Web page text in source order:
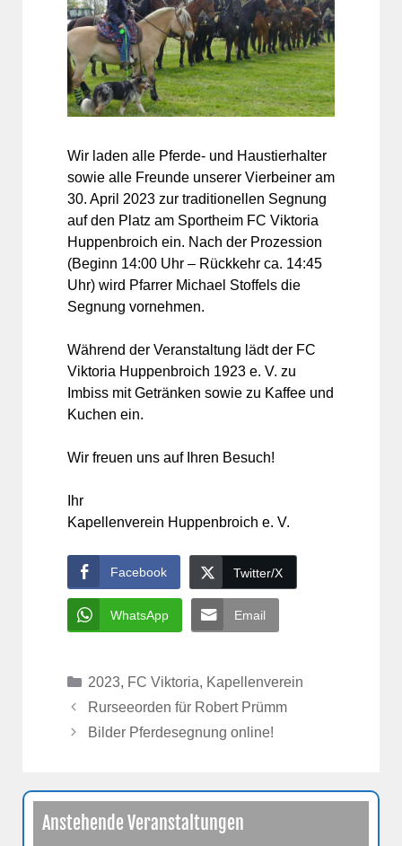
Wir laden alle Pferde- und Haustierhalter
sowie alle Freunde unserer Vierbeiner am
30. April 2023 zur traditionellen Segnung
auf den Platz am Sportheim FC Viktoria
Huppenbroich ein. Nach der Prozession
(Beginn 14:00 Uhr – Rückkehr ca. 14:45
Uhr) wird Pfarrer Michael Stoffels die
Segnung vornehmen.
Während der Veranstaltung lädt der FC
Viktoria Huppenbroich 1923 e. V. zu
Imbiss mit Getränken sowie zu Kaffee und
Kuchen ein.
Wir freuen uns auf Ihren Besuch!
Ihr
Kapellenverein Huppenbroich e. V.
Facebook Twitter/X
WhatsApp Email
Kategorien
2023, FC Viktoria, Kapellenverein
Rurseeorden für Robert Prümm
Bilder Pferdesegnung online!
Anstehende Veranstaltungen